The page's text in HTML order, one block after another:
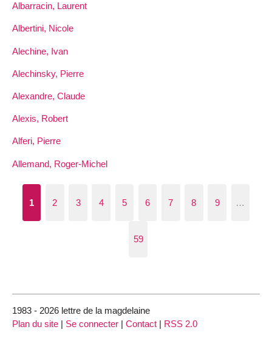
Albarracin, Laurent
Albertini, Nicole
Alechine, Ivan
Alechinsky, Pierre
Alexandre, Claude
Alexis, Robert
Alferi, Pierre
Allemand, Roger-Michel
1 2 3 4 5 6 7 8 9 …
59
1983 - 2026 lettre de la magdelaine
Plan du site | Se connecter | Contact | RSS 2.0